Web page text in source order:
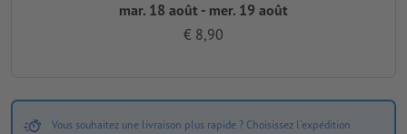
mar. 18 août - mer. 19 août
€ 8,90
Vous souhaitez une livraison plus rapide ? Choisissez l'expédition